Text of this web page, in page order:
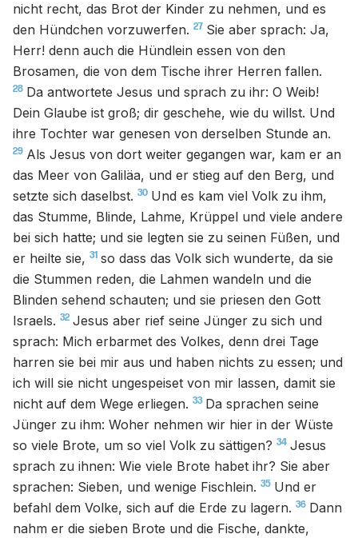
nicht recht, das Brot der Kinder zu nehmen, und es
den Hündchen vorzuwerfen. 27 Sie aber sprach: Ja,
Herr! denn auch die Hündlein essen von den
Brosamen, die von dem Tische ihrer Herren fallen.
28 Da antwortete Jesus und sprach zu ihr: O Weib!
Dein Glaube ist groß; dir geschehe, wie du willst. Und
ihre Tochter war genesen von derselben Stunde an.
29 Als Jesus von dort weiter gegangen war, kam er an
das Meer von Galiläa, und er stieg auf den Berg, und
setzte sich daselbst. 30 Und es kam viel Volk zu ihm,
das Stumme, Blinde, Lahme, Krüppel und viele andere
bei sich hatte; und sie legten sie zu seinen Füßen, und
er heilte sie, 31 so dass das Volk sich wunderte, da sie
die Stummen reden, die Lahmen wandeln und die
Blinden sehend schauten; und sie priesen den Gott
Israels. 32 Jesus aber rief seine Jünger zu sich und
sprach: Mich erbarmet des Volkes, denn drei Tage
harren sie bei mir aus und haben nichts zu essen; und
ich will sie nicht ungespeiset von mir lassen, damit sie
nicht auf dem Wege erliegen. 33 Da sprachen seine
Jünger zu ihm: Woher nehmen wir hier in der Wüste
so viele Brote, um so viel Volk zu sättigen? 34 Jesus
sprach zu ihnen: Wie viele Brote habet ihr? Sie aber
sprachen: Sieben, und wenige Fischlein. 35 Und er
befahl dem Volke, sich auf die Erde zu lagern. 36 Dann
nahm er die sieben Brote und die Fische, dankte,